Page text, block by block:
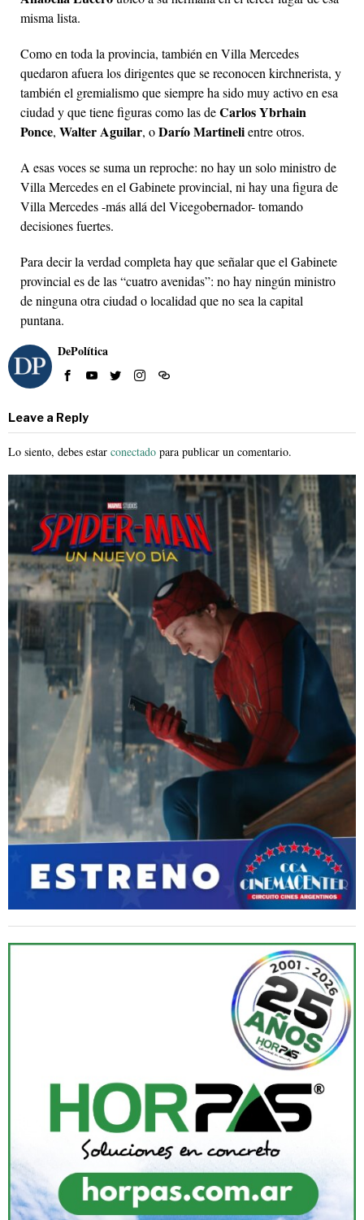
misma lista.
Como en toda la provincia, también en Villa Mercedes
quedaron afuera los dirigentes que se reconocen kirchnerista, y
también el gremialismo que siempre ha sido muy activo en esa
ciudad y que tiene figuras como las deCarlos Ybrhain
Ponce, Walter Aguilar, oDarío Martinelientre otros.
A esas voces se suma un reproche: no hay un solo ministro de
Villa Mercedes en el Gabinete provincial, ni hay una figura de
Villa Mercedes -más allá del Vicegobernador- tomando
decisiones fuertes.
Para decir la verdad completa hay que señalar que el Gabinete
provincial es de las “cuatro avenidas”: no hay ningún ministro
de ninguna otra ciudad o localidad que no sea la capital
puntana.
DePolítica
Leave a Reply
Lo siento, debes estar conectado para publicar un comentario.